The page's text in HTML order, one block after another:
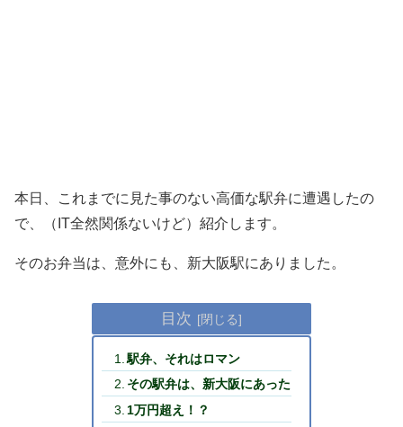
本日、これまでに見た事のない高価な駅弁に遭遇したの
で、（IT全然関係ないけど）紹介します。
そのお弁当は、意外にも、新大阪駅にありました。
目次
駅弁、それはロマン
その駅弁は、新大阪にあった
1万円超え！？